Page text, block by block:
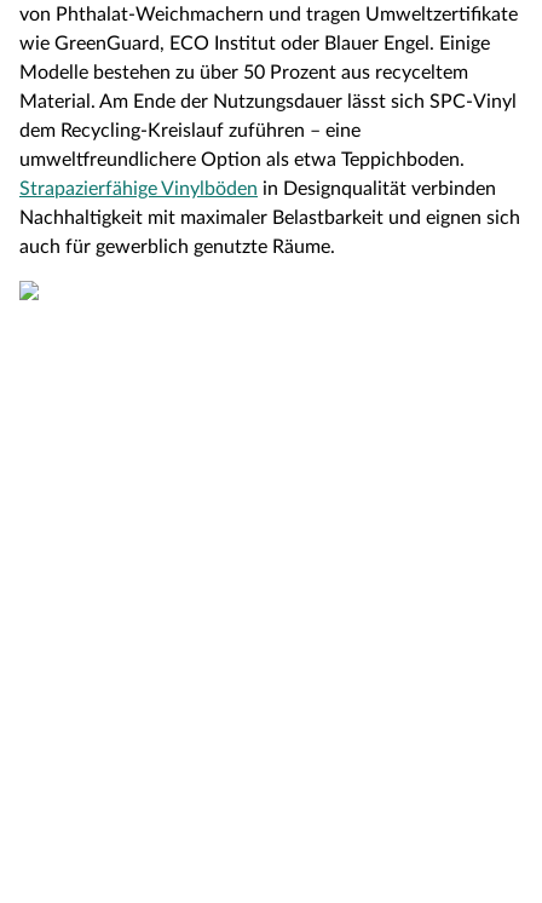
von Phthalat-Weichmachern und tragen Umweltzertifikate
wie GreenGuard, ECO Institut oder Blauer Engel. Einige
Modelle bestehen zu über 50 Prozent aus recyceltem
Material. Am Ende der Nutzungsdauer lässt sich SPC-Vinyl
dem Recycling-Kreislauf zuführen – eine
umweltfreundlichere Option als etwa Teppichboden.
Strapazierfähige Vinylböden in Designqualität verbinden
Nachhaltigkeit mit maximaler Belastbarkeit und eignen sich
auch für gewerblich genutzte Räume.